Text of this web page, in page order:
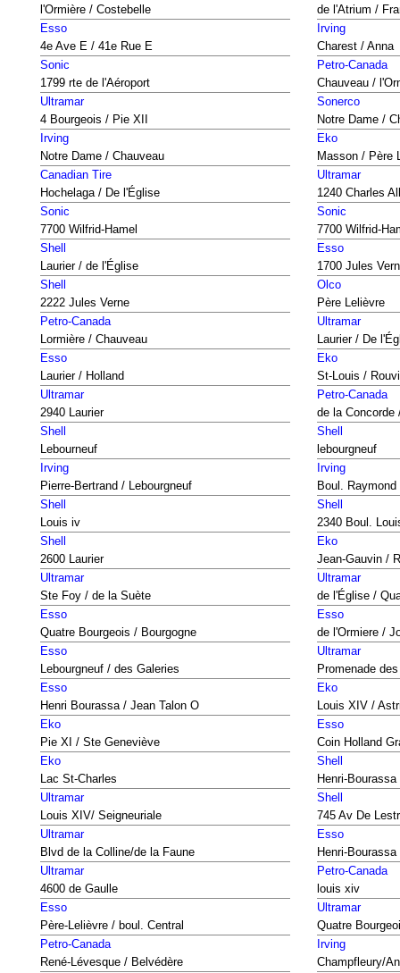
l'Ormière / Costebelle
de l'Atrium /
Esso
4e Ave E / 41e Rue E
Irving
Charest / Anna
Sonic
1799 rte de l'Aéroport
Petro-Canada
Chauveau /
Ultramar
4 Bourgeois / Pie XII
Sonerco
Notre Dame /
Irving
Notre Dame / Chauveau
Eko
Masson / Père
Canadian Tire
Hochelaga / De l'Église
Ultramar
1240 Charles
Sonic
7700 Wilfrid-Hamel
Sonic
7700 Wilfrid-
Shell
Laurier / de l'Église
Esso
1700 Jules
Shell
2222 Jules Verne
Olco
Père Lelièvre
Petro-Canada
Lormière / Chauveau
Ultramar
Laurier / De
Esso
Laurier / Holland
Eko
St-Louis /
Ultramar
2940 Laurier
Petro-Canada
de la Concorde
Shell
Lebourneuf
Shell
lebourgneuf
Irving
Pierre-Bertrand / Lebourgneuf
Irving
Boul. Raymond
Shell
Louis iv
Shell
2340 Boul.
Shell
2600 Laurier
Eko
Jean-Gauvin /
Ultramar
Ste Foy / de la Suète
Ultramar
de l'Église /
Esso
Quatre Bourgeois / Bourgogne
Esso
de l'Ormiere /
Esso
Lebourgneuf / des Galeries
Ultramar
Promenade
Esso
Henri Bourassa / Jean Talon O
Eko
Louis XIV /
Eko
Pie XI / Ste Geneviève
Esso
Coin Holland
Eko
Lac St-Charles
Shell
Henri-
Ultramar
Louis XIV/ Seigneuriale
Shell
745 Av De
Ultramar
Blvd de la Colline/de la Faune
Esso
Henri-
Ultramar
4600 de Gaulle
Petro-Canada
louis xiv
Esso
Père-Lelièvre / boul. Central
Ultramar
Quatre
Petro-Canada
René-Lévesque / Belvédère
Irving
Champfleury/